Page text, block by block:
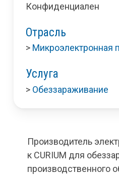
Конфиденциален
Отрасль
> Микроэлектронная
Услуга
> Обеззараживание
Производитель
к CURIUM для
производственного